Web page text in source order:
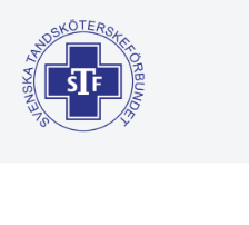
Hoppa
till
innehåll